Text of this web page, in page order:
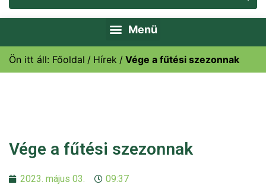
Ön itt áll: Főoldal Hírek Vége a fűtési szezonnak
Vége a fűtési szezonnak
2023. május 03. 09:37